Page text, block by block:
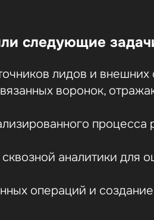
следующие
лидов и
воронок,
процесса
аналитики для
операций и